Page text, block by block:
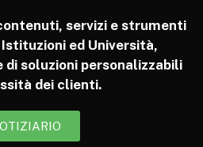
servizi e strumenti
ed Università,
di soluzioni personalizzabili
dei clienti.